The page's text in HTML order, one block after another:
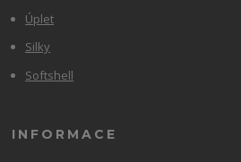
Úplet
Silky
Softshell
INFORMACE